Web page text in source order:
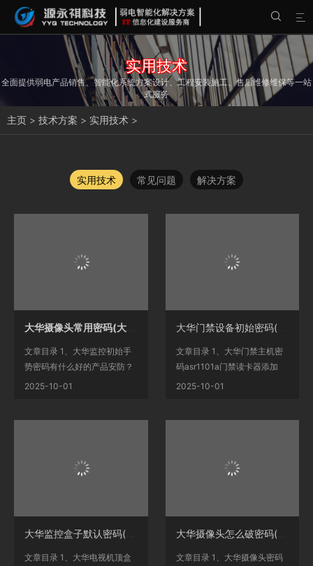


实用技术
全面提供弱电产品销售、智能化系统方案设计、工程安装施工、售后维修维保等一站
式服务
主页 > 技术方案 > 实用技术 >
实用技术 常见问题 解决方案
文章目录 1、大华监控初始手
势密码有什么好的产品安防？
2、有哪些真人秀的片...
2025-10-01
大华门禁设备初始密码(大华门禁ASC1201C—D初始IP)
文章目录 1、大华门禁主机密
码asr1101a门禁读卡器添加
卡？2、深圳太平洋安防市...
2025-10-01
文章目录 1、大华电视机顶盒
大华摄像头怎么破密码(大华摄像头忘了密码)
文章目录 1、大华摄像头密码